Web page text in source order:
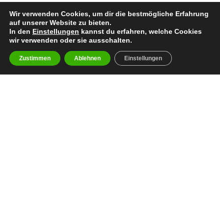
Wir verwenden Cookies, um dir die bestmögliche Erfahrung
auf unserer Website zu bieten.
In den Einstellungen kannst du erfahren, welche Cookies
wir verwenden oder sie ausschalten.
Zustimmen Ablehnen Einstellungen